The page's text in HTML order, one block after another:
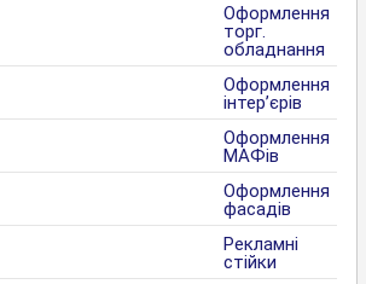
Оформлення
торг.
обладнання
Оформлення
інтер’єрів
Оформлення
МАФів
Оформлення
фасадів
Рекламні
стійки